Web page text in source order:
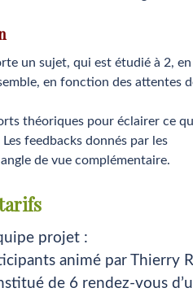
un sujet, qui est étudié à 2, en
en fonction des attentes
théoriques pour éclairer ce
feedbacks donnés par les
de vue complémentaire.
projet :
animé par Thierry
de 6 rendez-vous